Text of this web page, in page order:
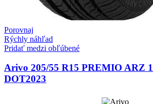
Porovnaj
Rýchly náhľad
Pridať medzi obľúbené
Arivo 205/55 R15 PREMIO ARZ
DOT2023